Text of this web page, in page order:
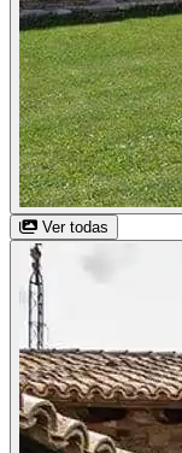
Ver todas